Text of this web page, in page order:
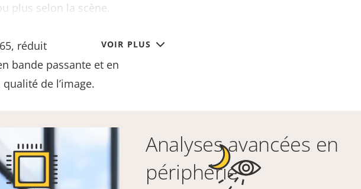
VOIR PLUS
plus selon la scène.
réduit
bande passante et en
de l’image.
Analyses avancées en
périphérie